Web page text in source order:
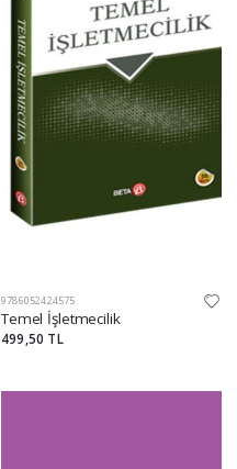
9786052424575
Temel İşletmecilik
499,50 TL